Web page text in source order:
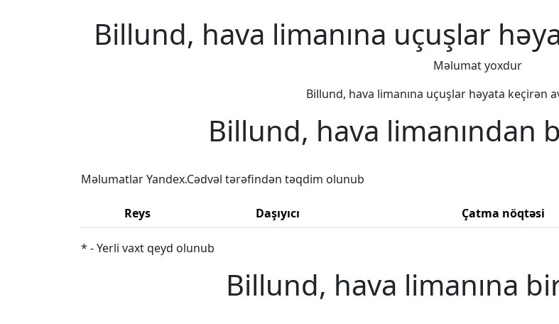
Billund, hava limanına uçuşlar
Məlumat yoxdur
Billund, hava limanına uçuşlar həyata keçirən
Billund, hava limanından
Məlumatlar Yandex.Cədvəl tərəfindən təqdim olunub
Reys Daşıyıcı Çatma nöqtəsi
* - Yerli vaxt qeyd olunub
Billund, hava limanına